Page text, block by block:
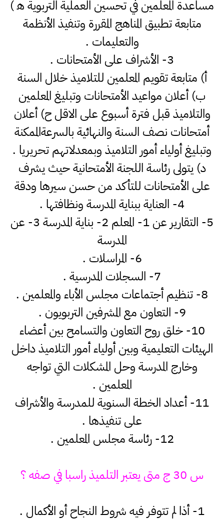
مساعدة المعلمين في تحسين العملية التربوية ﮬ )
متابعة تطبيق المناهج المقررة وتنفيذ الأنظمة
والتعليمات .
3- الأشراف على الأمتحانات .
أ) متابعة تقويم المعلمين للتلاميذ خلال السنة
ب) أعلان مواعيد الأمتحانات وتبليغ المعلمين
والتلاميذ قبل فترة أسبوع على الاقل ح) أعلان
أمتحانات نصف السنة والنهائية بالسرعةالممكنة
وتبليغ أولياء أمور التلاميذ وبمعدلاتهم تحريريا .
د) يتولى رئاسة اللجنة الأمتحانية حيث يشرف
على الأمتحانات للتأكد من حسن سيرها ودقة
4- العناية ببناية المدرسة ونظافتها .
5- التقارير عن 1- المعلم 2- بناية المدرسة 3- عن
المدرسة
6- المراسلات .
7- السجلات المدرسية .
8- تنظيم أجتماعات مجلس الأباء والمعلمين .
9- التعاون مع المشرفين التربويون .
10- خلق روح التعاون والتسامح بين أعضاء
الهيئات التعليمية وبين أولياء أمور التلاميذ داخل
وخارج المدرسة وحل المشكلات التي تواجه
المعلمين .
11- أعداد الخطة السنوية للمدرسة والأشراف
على تنفيذها .
12- رئاسة مجلس المعلمين .
س 30 ج متى يعتبر التلميذ راسبا في صفه ؟
1- أذا لم تتوفر فيه شروط النجاح أو الأكمال .